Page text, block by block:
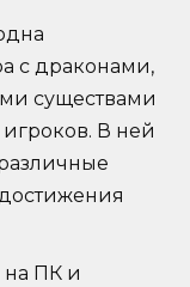
с драконами,
существами
В ней
на ПК и